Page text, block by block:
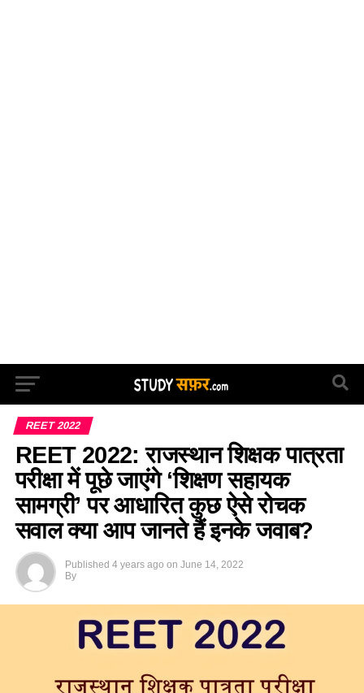
REET 2022
REET 2022: राजस्थान शिक्षक पात्रता
परीक्षा में पूछे जाएंगे ‘शिक्षण सहायक
सामग्री’ पर आधारित कुछ ऐसे रोचक
सवाल क्या आप जानते हैं इनके जवाब?
Published 4 years ago on June 14, 2022
By